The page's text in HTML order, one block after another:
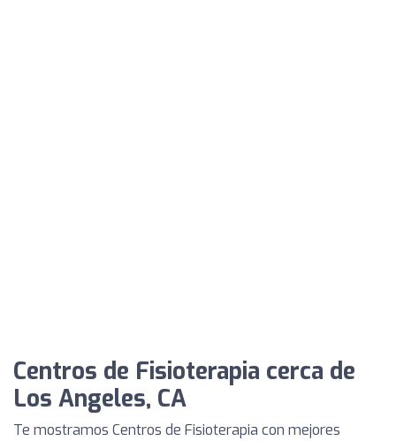
Centros de Fisioterapia cerca de
Los Angeles, CA
Te mostramos Centros de Fisioterapia con mejores